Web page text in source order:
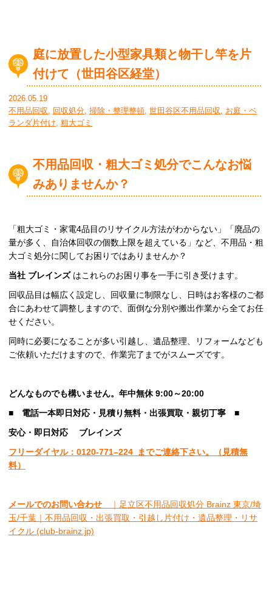
庭に放置した小型家具類と物干し竿を片
付けて（世田谷区経堂）
2026.05.19
不用品回収, 回収処分, 掃除・整理整頓, 世田谷区不用品回収, お庭・ベ
ランダ片付け, 粗大ゴミ
不用品回収・粗大ゴミ処分でこんなお悩
みありませんか？
「粗大ゴミ・家電4品目のリサイクル方法がわからない」「廃品の
量が多く、自治体回収の個数上限を超えている」など、不用品・粗
大ゴミ処分に関してお困りではありませんか？
当社 ブレインズはこれらのお困り事を一手に引き受けます。
回収品目は幅広く設定し、回収量に制限なし、日時はお客様のご都
合にあわせて調整しますので、面倒な分別や搬出作業から全てお任
せください。
同時に必要になることが多い引越し、遺品整理、リフォームなども
ご依頼いただけますので、作業完了までがスムーズです。
どんなものでも構いません。年中無休 9:00～20:00
■ 電話一本即日対応・見積り無料・出張買取・親切丁寧 ■
安心・即日対応
ブレインズ
フリーダイヤル：0120-771–224 までご連絡下さい。
（見積無
料）
メールでのお問い合わせ
｜足立区不用品回収処分 Brainz 東京/埼
玉/千葉｜不用品回収・出張買取・引越し片付け・遺品整理・リサ
イクル (club-brainz.jp)